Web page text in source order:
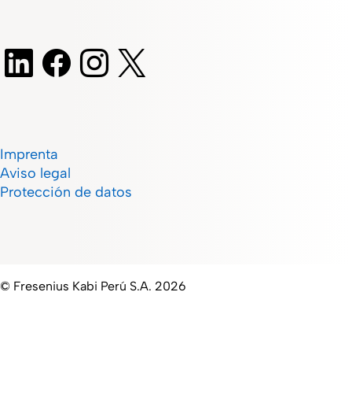
Imprenta
Aviso legal
Protección de datos
© Fresenius Kabi Perú S.A. 2026